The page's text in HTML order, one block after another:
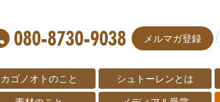
メルマガ登録
カゴノオトのこと シュトーレンとは